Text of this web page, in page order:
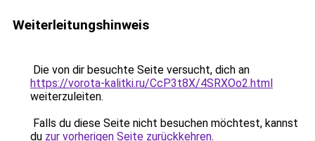
Weiterleitungshinweis
Die von dir besuchte Seite versucht, dich an
https://vorota-kalitki.ru/CcP3t8X/4SRXOo2.html
weiterzuleiten.
Falls du diese Seite nicht besuchen möchtest, kannst
du zur vorherigen Seite zurückkehren.